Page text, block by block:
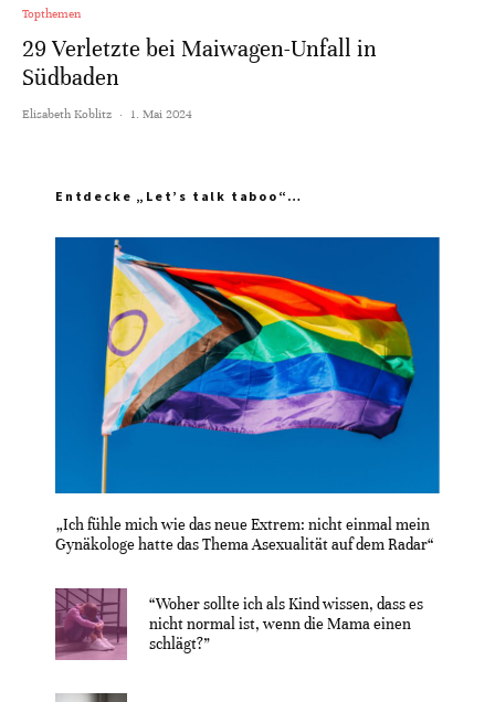
Topthemen
29 Verletzte bei Maiwagen-Unfall in
Südbaden
Elisabeth Koblitz · 1. Mai 2024
Entdecke „Let’s talk taboo“…
„Ich fühle mich wie das neue Extrem: nicht einmal mein
Gynäkologe hatte das Thema Asexualität auf dem Radar“
“Woher sollte ich als Kind wissen, dass es
nicht normal ist, wenn die Mama einen
schlägt?”